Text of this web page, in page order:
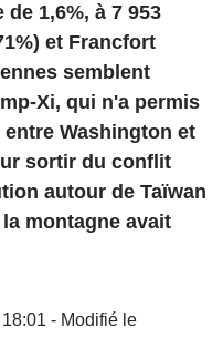
1,6%, à 7 953
et Francfort
semblent
Xi, qui n'a permis
Washington et
sortir du conflit
autour de Taïwan
montagne avait
- Modifié le